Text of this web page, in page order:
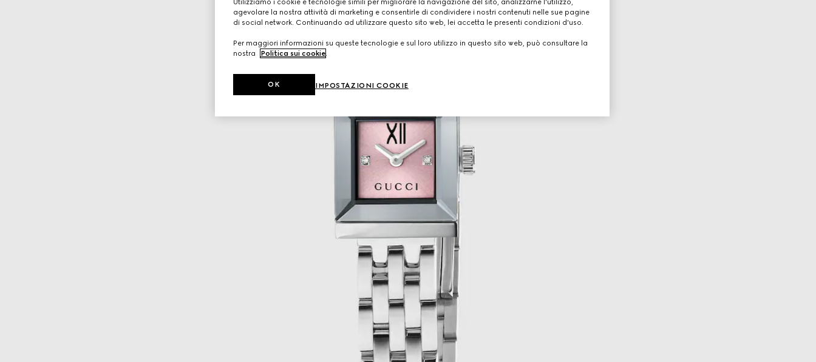
agevolare la nostra attività di marketing e consentirle di condividere i nostri contenuti nelle sue pagine
di social network. Continuando ad utilizzare questo sito web, lei accetta le presenti condizioni d'uso.
Per maggiori informazioni su queste tecnologie e sul loro utilizzo in questo sito web, può consultare la
nostra
Politica sui cookie
IMPOSTAZIONI COOKIE
OK